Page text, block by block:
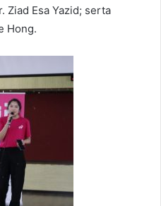
Ziad Esa Yazid; serta
Hong.